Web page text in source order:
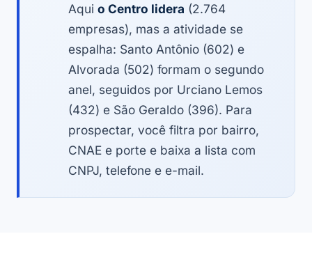
Aqui o Centro lidera (2.764
empresas), mas a atividade se
espalha: Santo Antônio (602) e
Alvorada (502) formam o segundo
anel, seguidos por Urciano Lemos
(432) e São Geraldo (396). Para
prospectar, você filtra por bairro,
CNAE e porte e baixa a lista com
CNPJ, telefone e e-mail.